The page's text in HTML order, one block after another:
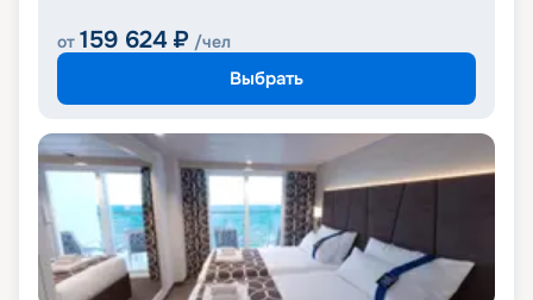
от 159 624 ₽ /чел
Выбрать